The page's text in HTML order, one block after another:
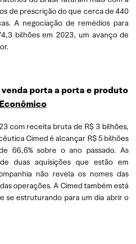
de prescrição do que cerca de 440
A negociação de remédios para
bilhões em 2023, um avanço de
porta a porta e produto
com receita bruta de R$ 3 bilhões,
Cimed é alcançar R$ 5 bilhões
66,6% sobre o ano passado. As
duas aquisições que estão em
não revela os nomes das
operações. A Cimed também está
se estruturando para um dia abrir o